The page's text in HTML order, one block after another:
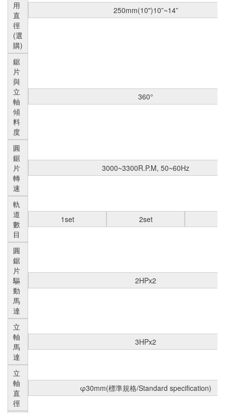
用
直
徑
(選
購)
250mm(10")10”~14”
鋸
片
與
立
軸
傾
料
度
360°
圓
鋸
片
轉
速
3000~3300R.P.M, 50~60Hz
軌
道
數
目
1set 2set
圓
鋸
片
驅
動
馬
達
2HPx2
立
軸
馬
達
3HPx2
立
軸
直
徑
φ30mm(標準規格/Standard specification)